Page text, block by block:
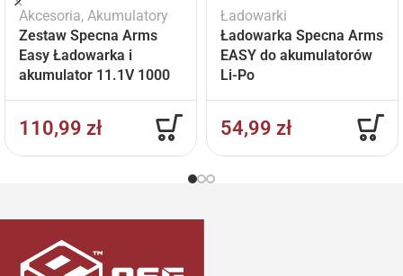
Akcesoria, Akumulatory
Zestaw Specna Arms
Easy Ładowarka i
akumulator 11.1V 1000
110,99 zł
Ładowarki
Ładowarka Specna Arms
EASY do akumulatorów
Li-Po
54,99 zł